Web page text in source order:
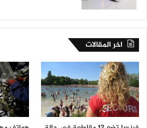
اخر المقالات